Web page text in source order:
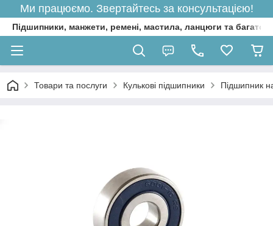
Ми працюємо. Звертайтесь за консультацією!
Підшипники, манжети, ремені, мастила, ланцюги та багато
Товари та послуги Кулькові підшипники Підшипник